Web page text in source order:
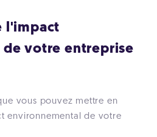
l'impact
votre entreprise
vous pouvez mettre en
environnemental de votre